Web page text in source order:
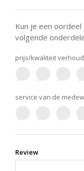
Kun je een
volgende
prijs/kwaliteit
service van de
Review